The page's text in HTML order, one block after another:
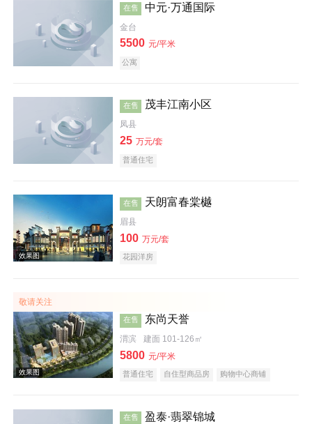
效果图
在售 中元·万通国际
金台
5500 元/平米
公寓
在售 茂丰江南小区
凤县
25 万元/套
普通住宅
在售 天朗富春棠樾
眉县
100 万元/套
花园洋房
敬请关注
在售 东尚天誉
渭滨 建面 101-126㎡
5800 元/平米
普通住宅 自住型商品房
购物中心商铺
在售
盈泰·翡翠锦城